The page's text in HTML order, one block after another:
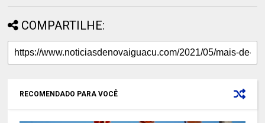
COMPARTILHE:
RECOMENDADO PARA VOCÊ